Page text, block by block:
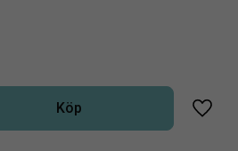
Köp
Lägg